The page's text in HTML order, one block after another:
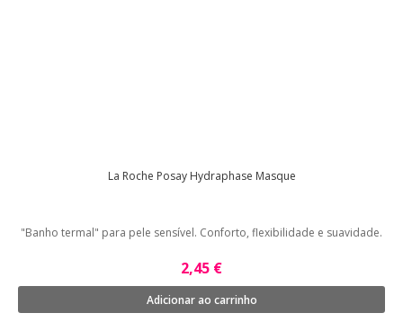
La Roche Posay Hydraphase Masque
"Banho termal" para pele sensível. Conforto, flexibilidade e suavidade.
2,45 €
Adicionar ao carrinho